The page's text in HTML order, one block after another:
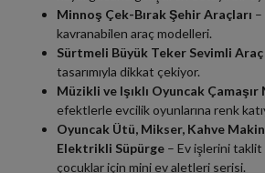
Minnoş Çek-Bırak Şehir Araçları
kavranabilen araç modelleri.
Sürtmeli Büyük Teker Sevimli Araç
tasarımıyla dikkat çekiyor.
Müzikli ve Işıklı Oyuncak Çamaşır
efektlerle evcilik oyunlarına renk
Oyuncak Ütü, Mikser, Kahve
Elektrikli Süpürge – Ev işlerini
çocuklar için mini ev aletleri serisi.